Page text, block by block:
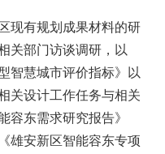
有规划成果材料的研
关部门访谈调研，以
智慧城市评价指标》以
关设计工作任务与相关
容东需求研究报告》
雄安新区智能容东专项